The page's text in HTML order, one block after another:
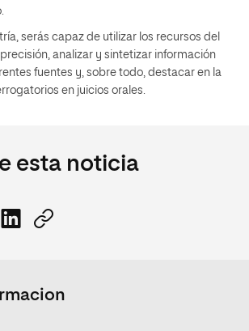
serás capaz de utilizar los recursos del
analizar y sintetizar información
fuentes y, sobre todo, destacar en la
en juicios orales.
esta noticia